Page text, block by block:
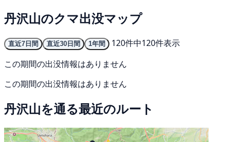
丹沢山のクマ出没マップ
直近7日間 直近30日間 1年間
120件中120件表示
この期間の出没情報はありません
この期間の出没情報はありません
丹沢山を通る最近のルート